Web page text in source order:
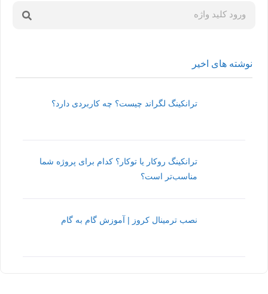
نوشته های اخیر
ترانکینگ لگراند چیست؟ چه کاربردی دارد؟
ترانکینگ روکار یا توکار؟ کدام برای پروژه شما
مناسب‌تر است؟
نصب ترمینال کروز | آموزش گام به گام